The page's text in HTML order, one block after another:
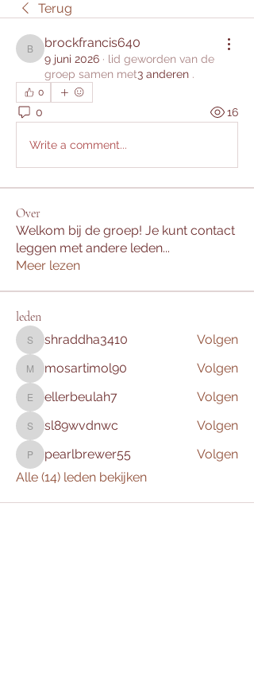
Terug
brockfrancis640
brockfrancis640
9 juni 2026 · lid geworden van de
groep samen met3 anderen .
0
0 16
Write a comment...
Over
Welkom bij de groep! Je kunt contact
leggen met andere leden...
Meer lezen
leden
shraddha3410
shraddha3410 Volgen
mosartimol90
mosartimol90 Volgen
ellerbeulah7
ellerbeulah7 Volgen
sl89wvdnwc
sl89wvdnwc Volgen
pearlbrewer55
pearlbrewer55
Volgen
Alle (14) leden bekijken